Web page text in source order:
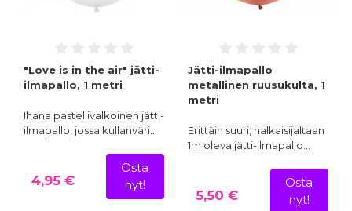
"Love is in the air" jätti-
ilmapallo, 1 metri
Ihana pastellivalkoinen jätti-
ilmapallo, jossa kullanväri…
4,95 €
Osta
nyt!
Jätti-ilmapallo
metallinen ruusukulta, 1
metri
Erittäin suuri, halkaisijaltaan
1m oleva jätti-ilmapallo…
5,50 €
Osta
nyt!